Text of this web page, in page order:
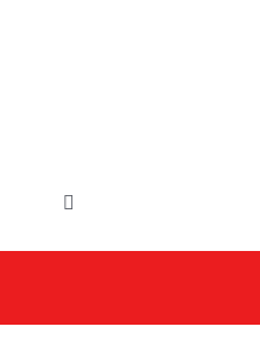
Toggle
IL COMUNE